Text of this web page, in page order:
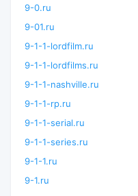
9-0.ru
9-01.ru
9-1-1-lordfilm.ru
9-1-1-lordfilms.ru
9-1-1-nashville.ru
9-1-1-rp.ru
9-1-1-serial.ru
9-1-1-series.ru
9-1-1.ru
9-1.ru